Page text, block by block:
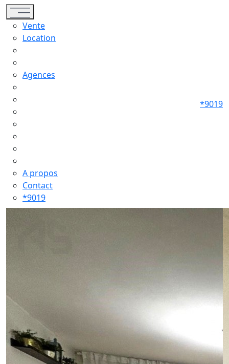
Toggle navigation
Vente
Location
Agences
A propos
Contact
*9019
*9019